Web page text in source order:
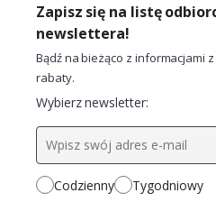
Zapisz się na listę
newslettera!
Bądź na bieżąco z informacjami
rabaty.
Wybierz newsletter:
Codzienny Tygodniowy